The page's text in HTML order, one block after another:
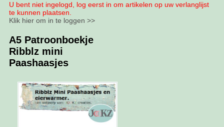
U bent niet ingelogd, log eerst in om artikelen op uw verlanglijst
te kunnen plaatsen.
Klik hier om in te loggen >>
A5 Patroonboekje
Ribblz mini
Paashaasjes